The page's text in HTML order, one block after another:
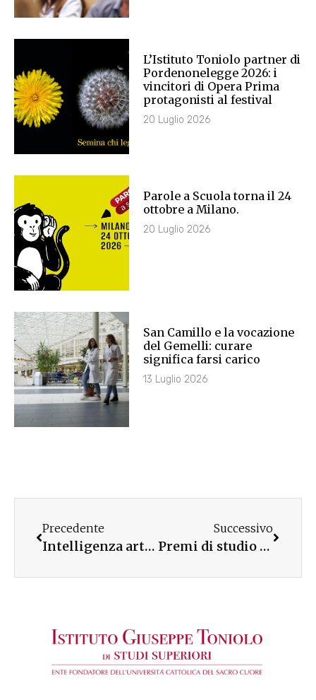
L’Istituto Toniolo partner di
Pordenonelegge 2026: i
vincitori di Opera Prima
protagonisti al festival
20 Luglio 2026
Parole a Scuola torna il 24
ottobre a Milano.
20 Luglio 2026
San Camillo e la vocazione
del Gemelli: curare
significa farsi carico
13 Luglio 2026
Precedente
Intelligenza artificiale: l’indagine sui giovani tra rischi e opportunità
Successivo
Premi di studio Smart – regolamento